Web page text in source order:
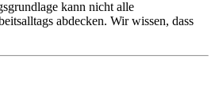
kann nicht alle
abdecken. Wir wissen, dass